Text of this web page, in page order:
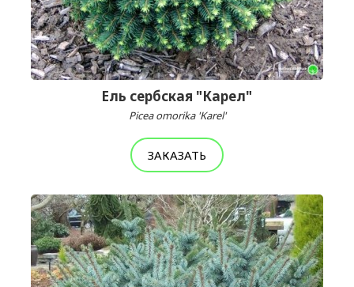
Ель сербская "Карел"
Picea omorika 'Karel'
ЗАКАЗАТЬ